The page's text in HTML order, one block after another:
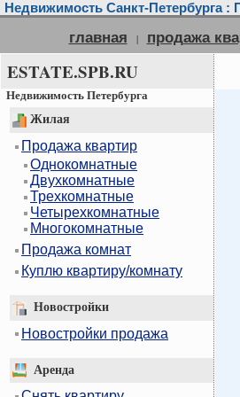
Недвижимость Санкт-Петербурга :
главная | продажа
ESTATE.SPB.RU
Недвижимость Петербурга
Жилая
Продажа квартир
Однокомнатные
Двухкомнатные
Трехкомнатные
Четырехкомнатные
Многокомнатные
Продажа комнат
Куплю квартиру/комнату
Новостройки
Новостройки продажа
Аренда